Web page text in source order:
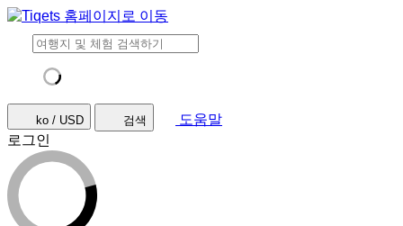
ko / USD 검색
도움말
로그인